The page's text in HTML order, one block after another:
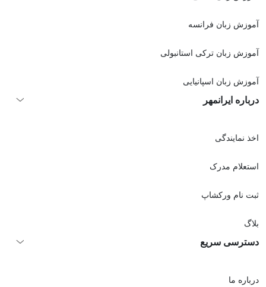
آموزش زبان فرانسه
آموزش زبان ترکی استانبولی
آموزش زبان اسپانیایی
درباره ایرانمهر
اخذ نمايندگی
استعلام مدرک
ثبت نام ورکشاپ
بلاگ
دسترسی سریع
درباره ما